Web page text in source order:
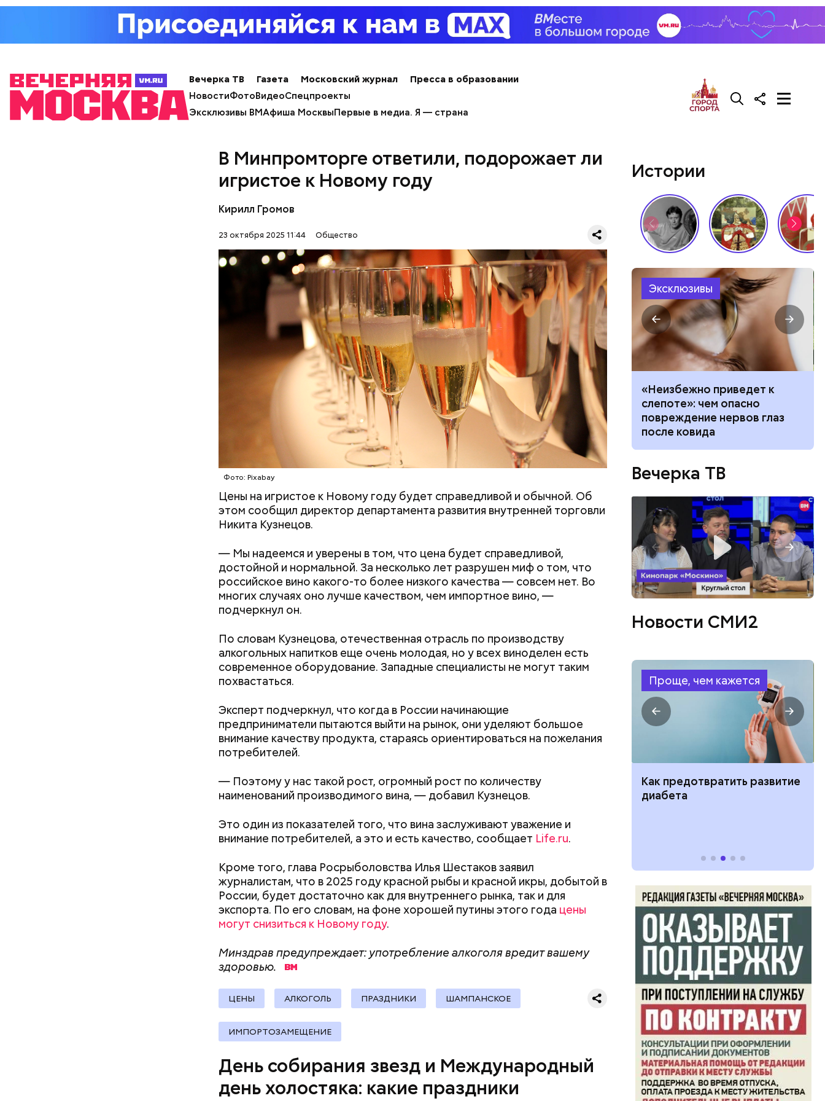
Вечерка ТВ Газета Московский журнал
Пресса в образовании
НовостиФотоВидеоСпецпроекты
Эксклюзивы ВМАфиша МосквыПервые в медиа. Я — страна
В Минпромторге ответили, подорожает ли
игристое к Новому году
Кирилл Громов
23 октября 2025 11:44 Общество
Фото: Pixabay
Цены на игристое к Новому году будет справедливой и обычной. Об
этом сообщил директор департамента развития внутренней торговли
Никита Кузнецов.
— Мы надеемся и уверены в том, что цена будет справедливой,
достойной и нормальной. За несколько лет разрушен миф о том, что
российское вино какого-то более низкого качества — совсем нет. Во
многих случаях оно лучше качеством, чем импортное вино, —
подчеркнул он.
По словам Кузнецова, отечественная отрасль по производству
алкогольных напитков еще очень молодая, но у всех виноделен есть
современное оборудование. Западные специалисты не могут таким
похвастаться.
Эксперт подчеркнул, что когда в России начинающие
предприниматели пытаются выйти на рынок, они уделяют большое
внимание качеству продукта, стараясь ориентироваться на пожелания
потребителей.
— Поэтому у нас такой рост, огромный рост по количеству
наименований производимого вина, — добавил Кузнецов.
Это один из показателей того, что вина заслуживают уважение и
внимание потребителей, а это и есть качество, сообщает Life.ru.
Кроме того, глава Росрыболовства Илья Шестаков заявил
журналистам, что в 2025 году красной рыбы и красной икры, добытой в
России, будет достаточно как для внутреннего рынка, так и для
экспорта. По его словам, на фоне хорошей путины этого года цены
могут снизиться к Новому году.
Минздрав предупреждает: употребление алкоголя вредит вашему
здоровью.
ЦЕНЫ АЛКОГОЛЬ ПРАЗДНИКИ ШАМПАНСКОЕ
ИМПОРТОЗАМЕЩЕНИЕ
День собирания звезд и Международный
день холостяка: какие праздники
Международный день холостяка
В Международный день холостяка все мужчины без пары видятся со
своими друзьями, устраивают вечеринки, играют в видеоигры и
проводят время, наслаждаясь свободой и независимостью, пока это
возможно, ведь может быть и так, что через год они уже не будут
День малины со сливками
сковороде. К ним добавляются зелень петрушки, чеснок, соль и
оливковое масло. Получается очень вкусно, — поделился рецептом
Копылов.
Спагетти из кабачков
Ингредиенты:
Истории
Эксклюзивы
Не трясти и не рубить: как
убрать с участка борщевик и
чем засеять почву
«Семьей это назвать
сложно»: как зависимость от
смартфона убивает любовь в
«Неизбежно приведет к
слепоте»: чем опасно
повреждение нервов глаз
после ковида
Вечерка ТВ
Новости СМИ2
Проще, чем кажется
Как поменять батареи дома и
Как получить до 100 тысяч
рублей от государства при
претендовать и какие нужны
документы
Как узнать, снесут ли дом по
реновации в Москве: где
Как предотвратить развитие
диабета